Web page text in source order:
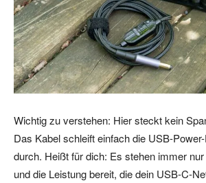
Wichtig zu verstehen: Hier steckt kein
Das Kabel schleift einfach die USB-
durch. Heißt für dich: Es stehen immer
und die Leistung bereit, die dein USB-C-